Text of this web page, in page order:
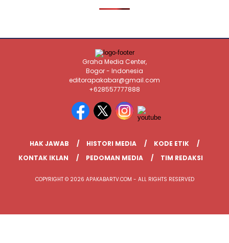
Graha Media Center,
Bogor - Indonesia
editorapakabar@gmail.com
+628557777888
HAK JAWAB HISTORI MEDIA
KODE ETIK
KONTAK IKLAN
PEDOMAN MEDIA TIM REDAKSI
COPYRIGHT © 2026 APAKABARTV.COM - ALL RIGHTS RESERVED